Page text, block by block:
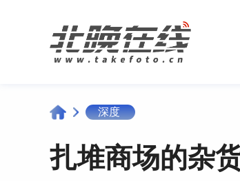
深度
扎堆商场的杂